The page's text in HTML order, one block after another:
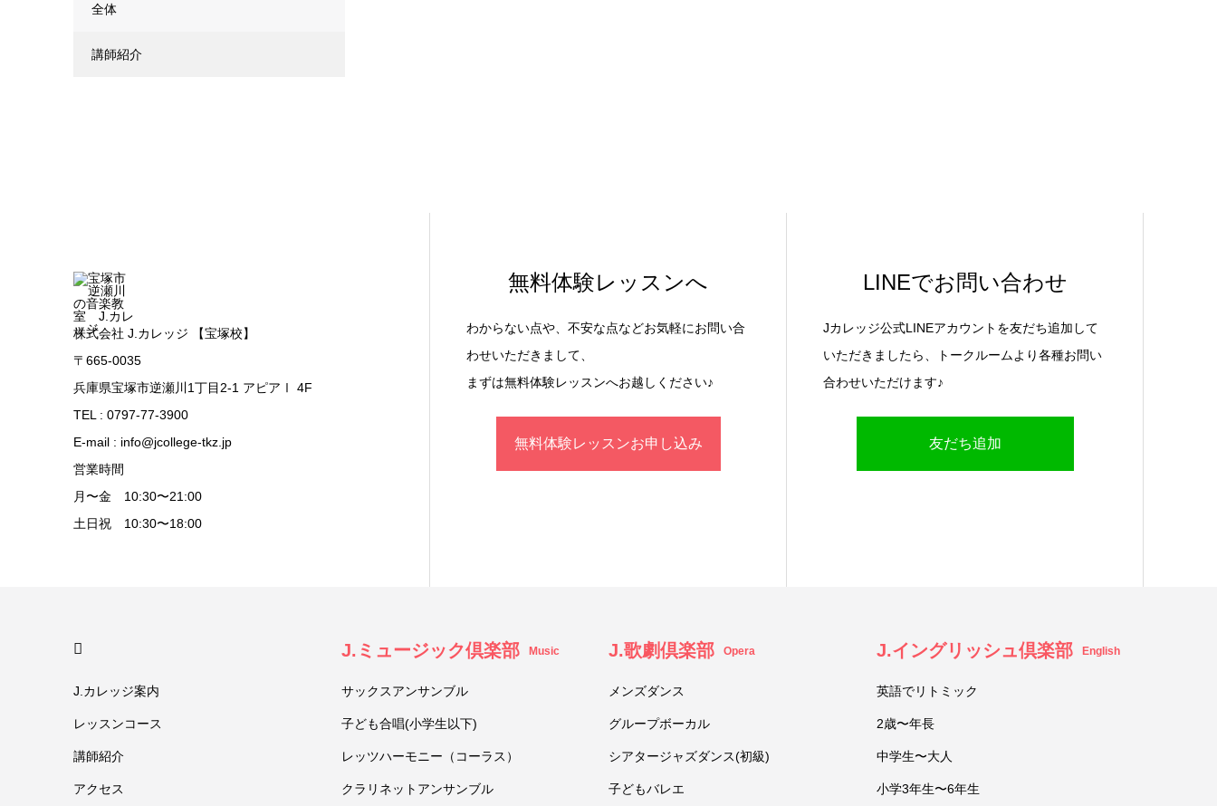
全体
講師紹介
株式会社 J.カレッジ 【宝塚校】
〒665-0035
兵庫県宝塚市逆瀬川1丁目2-1 アピアⅠ 4F
TEL : 0797-77-3900
E-mail : info@jcollege-tkz.jp
営業時間
月〜金 10:30〜21:00
土日祝 10:30〜18:00
無料体験レッスンへ
わからない点や、不安な点などお気軽にお問い合
わせいただきまして、
まずは無料体験レッスンへお越しください♪
無料体験レッスンお申し込み
LINEでお問い合わせ
Jカレッジ公式LINEアカウントを友だち追加して
いただきましたら、トークルームより各種お問い
合わせいただけます♪
友だち追加
J.カレッジ案内
レッスンコース
講師紹介
アクセス
J.ミュージック倶楽部 Music
サックスアンサンブル
子ども合唱(小学生以下)
レッツハーモニー（コーラス）
クラリネットアンサンブル
J.歌劇倶楽部 Opera
メンズダンス
グループボーカル
シアタージャズダンス(初級)
子どもバレエ
J.イングリッシュ倶楽部 English
英語でリトミック
2歳〜年長
中学生〜大人
小学3年生〜6年生